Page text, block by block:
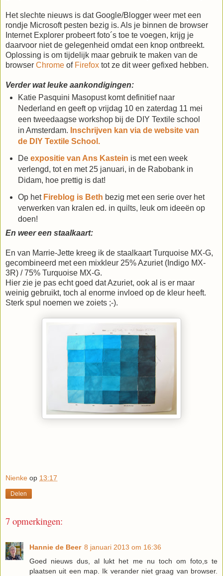
Het slechte nieuws is dat Google/Blogger weer met een
rondje Microsoft pesten bezig is. Als je binnen de browser
Internet Explorer probeert foto´s toe te voegen, krijg je
daarvoor niet de gelegenheid omdat een knop ontbreekt.
Oplossing is om tijdelijk maar gebruik te maken van de
browser Chrome of Firefox tot ze dit weer gefixed hebben.
Verder wat leuke aankondigingen:
Katie Pasquini Masopust komt definitief naar
Nederland en geeft op vrijdag 10 en zaterdag 11 mei
een tweedaagse workshop bij de DIY Textile school
in Amsterdam. Inschrijven kan via de website van
de DIY Textile School.
De expositie van Ans Kastein is met een week
verlengd, tot en met 25 januari, in de Rabobank in
Didam, hoe prettig is dat!
Op het Fireblog is Beth bezig met een serie over het
verwerken van kralen ed. in quilts, leuk om ideeën op
doen!
En weer een staalkaart:
En van Marrie-Jette kreeg ik de staalkaart Turquoise MX-G,
gecombineerd met een mixkleur 25% Azuriet (Indigo MX-
3R) / 75% Turquoise MX-G.
Hier zie je pas echt goed dat Azuriet, ook al is er maar
weinig gebruikt, toch al enorme invloed op de kleur heeft.
Sterk spul noemen we zoiets ;-).
Nienke op 13:17
Delen
7 opmerkingen:
Hannie de Beer 8 januari 2013 om 16:36
Goed nieuws dus, al lukt het me nu toch om foto,s te
plaatsen uit een map. Ik verander niet graag van browser.